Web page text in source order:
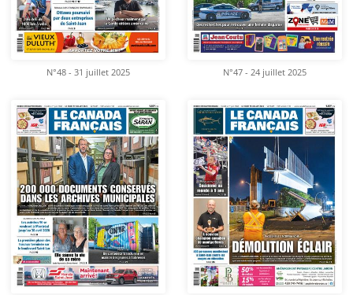
N°48 - 31 juillet 2025 N°47 - 24 juillet 2025